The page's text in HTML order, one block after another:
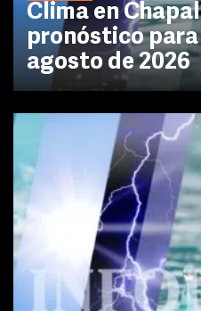
Clima en
pronóstico para
agosto de 2026